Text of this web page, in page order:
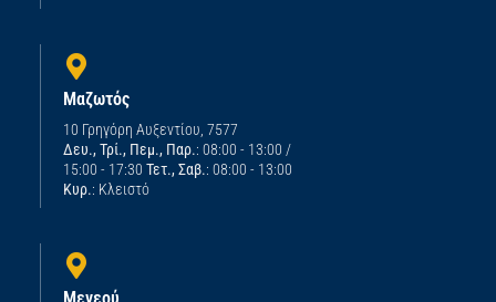
Μαζωτός
10 Γρηγόρη Αυξεντίου, 7577
Δευ., Τρί., Πεμ., Παρ.: 08:00 - 13:00 /
15:00 - 17:30 Τετ., Σαβ.: 08:00 - 13:00
Κυρ.: Κλειστό